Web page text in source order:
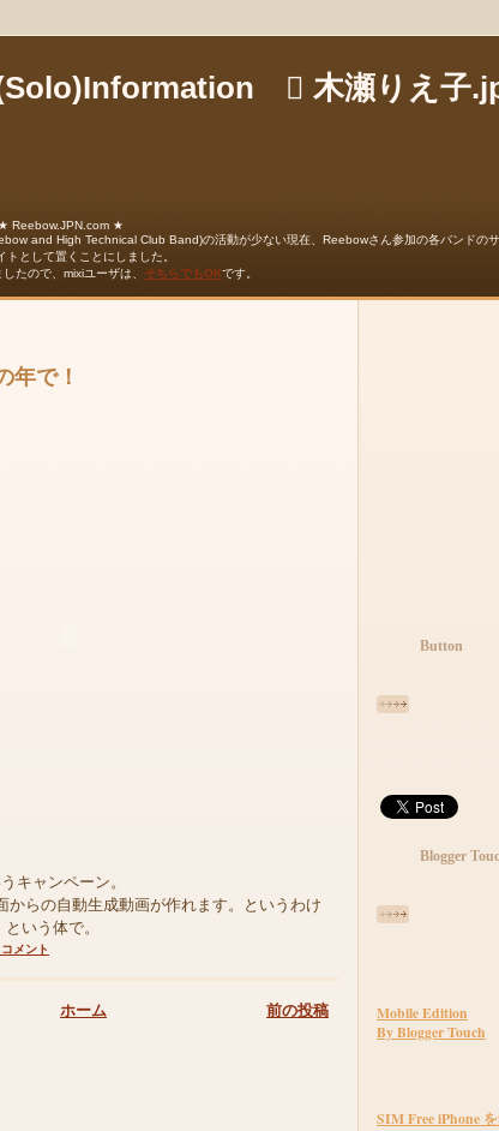
 木瀬りえ子
★
and High Technical Club Band)の活動が少ない現在、Reebowさん参加の各バンドの
として置くことにしました。
たので、mixiユーザは、 そちらでもOKです。
年で！
キャンペーン。
からの自動生成動画が作れます。というわけ
いう体で。
メント
前の投稿
ホーム
Button
Blogger
Mobile Edition
By Blogger Touch
SIM Free iPhone